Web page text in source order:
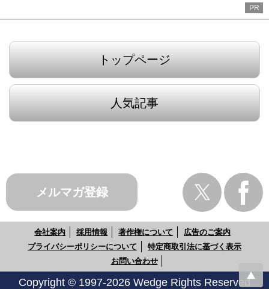
PR
トップページ
人気記事
メルマガ登録
会社案内 採用情報 著作権について
広告のご案内
プライバシーポリシーについて
特定商取引法に基づく表示
お問い合わせ
Copyright © 1997-2026 Wedge Rights Reserved